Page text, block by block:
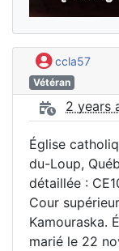
ccla57
Vétéran
2 years
Église
du-Loup,
détaillée :
Cour
Kamouraska.
marié le 22